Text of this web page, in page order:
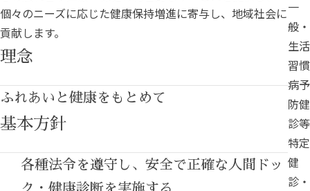
個々のニーズに応じた健康保持増進に寄与し、地域社会に
貢献します。
理念
ふれあいと健康をもとめて
基本方針
各種法令を遵守し、安全で正確な人間ドッ
ク・健康診断を実施する
一
般・
生活
習慣
病予
防健
診等
特定
健
診・